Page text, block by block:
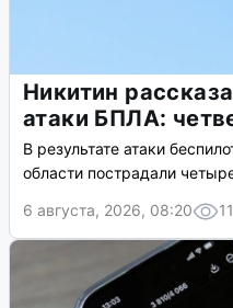
Никитин
атаки БПЛА:
В результате атаки
области пострадали
6 августа, 2026, 08:20
11